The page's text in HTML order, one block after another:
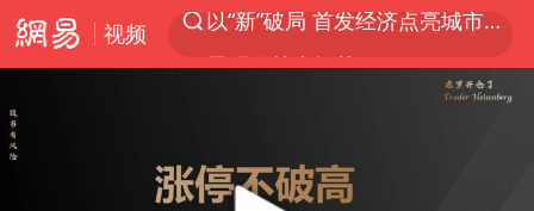
视频
昆明石林火把节
我国编制完成新版全月地质图